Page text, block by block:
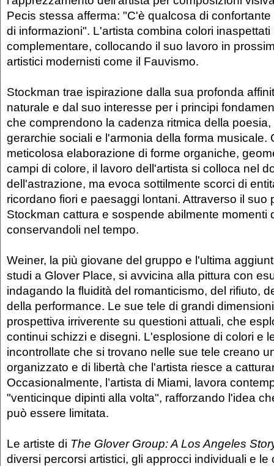
Pecis stessa afferma: "C'è qualcosa di
di informazioni". L'artista combina colori inaspettati
complementare, collocando il suo lavoro in
artistici modernisti come il Fauvismo.
Stockman trae ispirazione dalla sua profonda
naturale e dal suo interesse per i principi
che comprendono la cadenza ritmica della
gerarchie sociali e l'armonia della forma musicale.
meticolosa elaborazione di forme organiche,
campi di colore, il lavoro dell'artista si colloca nel
dell'astrazione, ma evoca sottilmente scorci di
ricordano fiori e paesaggi lontani. Attraverso il suo
Stockman cattura e sospende abilmente momenti
conservandoli nel tempo.
Weiner, la più giovane del gruppo e l'ultima
studi a Glover Place, si avvicina alla pittura con
indagando la fluidità del romanticismo, del rifiuto,
della performance. Le sue tele di grandi
prospettiva irriverente su questioni attuali, che
continui schizzi e disegni. L'esplosione di colori e
incontrollate che si trovano nelle sue tele creano
organizzato e di libertà che l'artista riesce a
Occasionalmente, l’artista di Miami, lavora
"venticinque dipinti alla volta", rafforzando l'idea
può essere limitata.
Le artiste di The Glover Group: A Los Angeles
diversi percorsi artistici, gli approcci individuali e le